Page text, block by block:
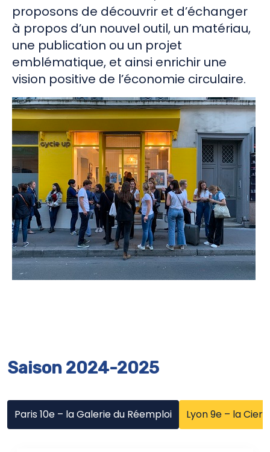
proposons de découvrir et d’échanger
à propos d’un nouvel outil, un matériau,
une publication ou un projet
emblématique, et ainsi enrichir une
vision positive de l’économie circulaire.
Saison 2024-2025
Paris 10e – la Galerie du Réemploi Lyon 9e – la